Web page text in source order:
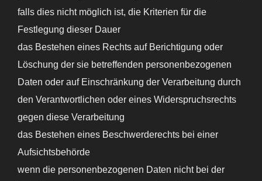
falls dies nicht möglich ist, die Kriterien für die
Festlegung dieser Dauer
das Bestehen eines Rechts auf Berichtigung oder
Löschung der sie betreffenden personenbezogenen
Daten oder auf Einschränkung der Verarbeitung durch
den Verantwortlichen oder eines Widerspruchsrechts
gegen diese Verarbeitung
das Bestehen eines Beschwerderechts bei einer
Aufsichtsbehörde
wenn die personenbezogenen Daten nicht bei der